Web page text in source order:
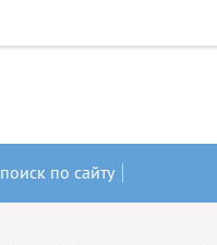
поиск по сайту